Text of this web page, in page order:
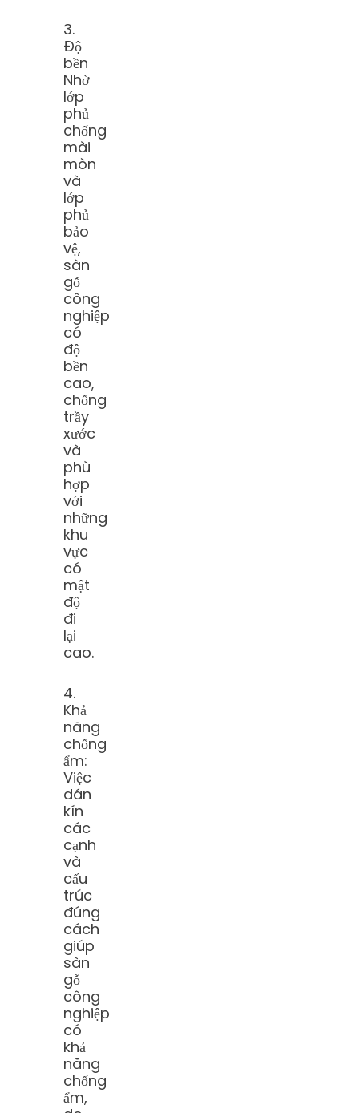
3.
Độ
bền
Nhờ
lớp
phủ
chống
mài
mòn
và
lớp
phủ
bảo
vệ,
sàn
gỗ
công
nghiệp
có
độ
bền
cao,
chống
trầy
xước
và
phù
hợp
với
những
khu
vực
có
mật
độ
đi
lại
cao.
4.
Khả
năng
chống
ẩm:
Việc
dán
kín
các
cạnh
và
cấu
trúc
đúng
cách
giúp
sàn
gỗ
công
nghiệp
có
khả
năng
chống
ẩm,